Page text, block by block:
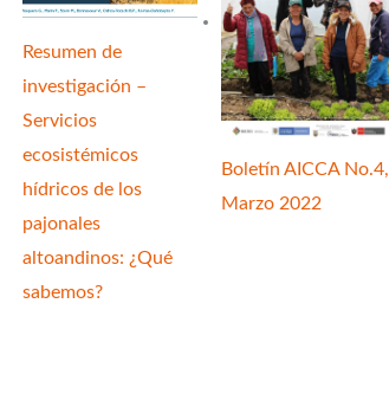
Resumen de
investigación –
Servicios
ecosistémicos
hídricos de los
pajonales
altoandinos: ¿Qué
sabemos?
Boletín AICCA No.4,
Marzo 2022